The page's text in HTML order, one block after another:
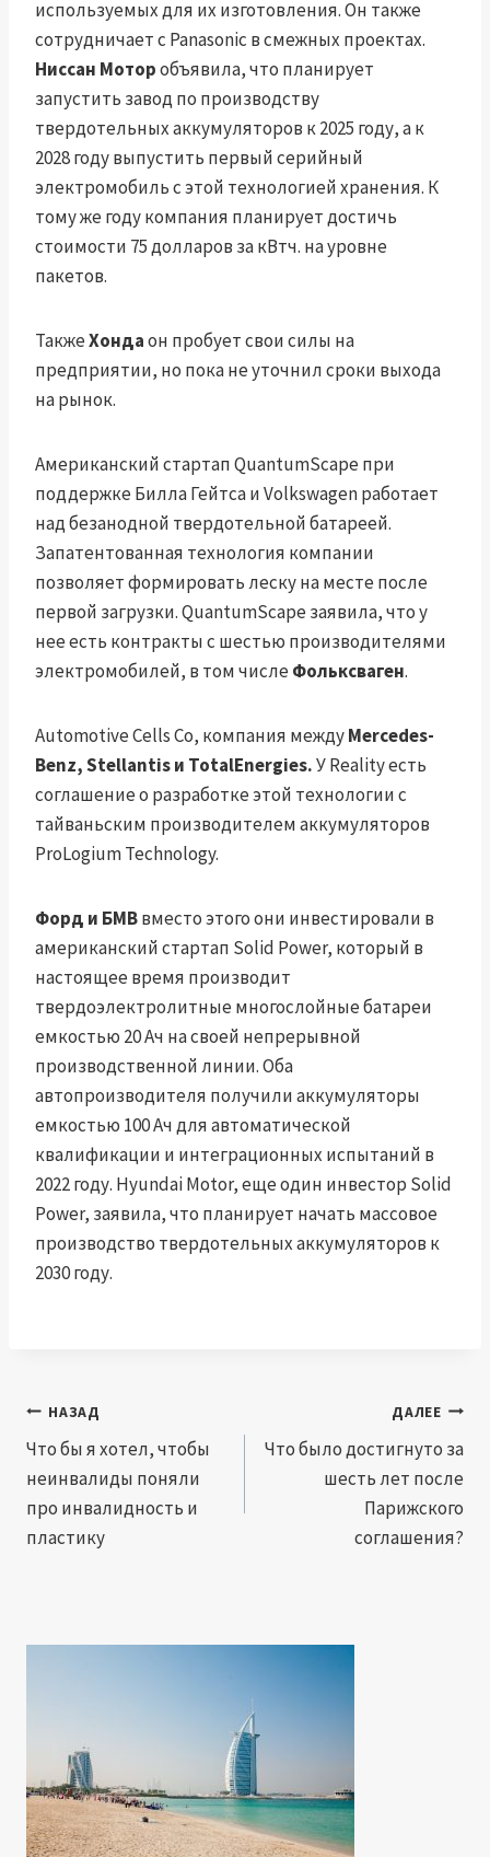
используемых для их изготовления. Он также
сотрудничает с Panasonic в смежных проектах.
Ниссан Моторобъявила, что планирует
запустить завод по производству
твердотельных аккумуляторов к 2025 году, а к
2028 году выпустить первый серийный
электромобиль с этой технологией хранения. К
тому же году компания планирует достичь
стоимости 75 долларов за кВтч. на уровне
пакетов.
ТакжеХондаон пробует свои силы на
предприятии, но пока не уточнил сроки выхода
на рынок.
Американский стартап QuantumScape при
поддержке Билла Гейтса и Volkswagen работает
над безанодной твердотельной батареей.
Запатентованная технология компании
позволяет формировать леску на месте после
первой загрузки. QuantumScape заявила, что у
нее есть контракты с шестью производителями
электромобилей, в том числе Фольксваген.
Automotive Cells Co, компания междуMercedes-
Benz, Stellantis и TotalEnergies.У Reality есть
соглашение о разработке этой технологии с
тайваньским производителем аккумуляторов
ProLogium Technology.
Форд и БМВвместо этого они инвестировали в
американский стартап Solid Power, который в
настоящее время производит
твердоэлектролитные многослойные батареи
емкостью 20 Ач на своей непрерывной
производственной линии. Оба
автопроизводителя получили аккумуляторы
емкостью 100 Ач для автоматической
квалификации и интеграционных испытаний в
2022 году. Hyundai Motor, еще один инвестор Solid
Power, заявила, что планирует начать массовое
производство твердотельных аккумуляторов к
2030 году.
Навигация
по
записям
НАЗАД
Что бы я хотел, чтобы
неинвалиды поняли
про инвалидность и
пластику
ДАЛЕЕ
Что было достигнуто за
шесть лет после
Парижского
соглашения?